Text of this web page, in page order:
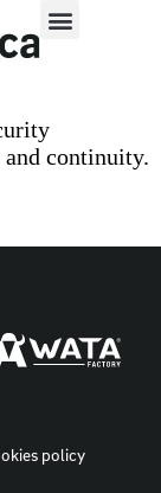
continuity.
policy